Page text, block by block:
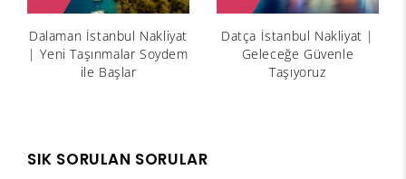
Dalaman İstanbul Nakliyat
| Yeni Taşınmalar Soydem
ile Başlar
Datça İstanbul Nakliyat |
Geleceğe Güvenle
Taşıyoruz
SIK SORULAN SORULAR